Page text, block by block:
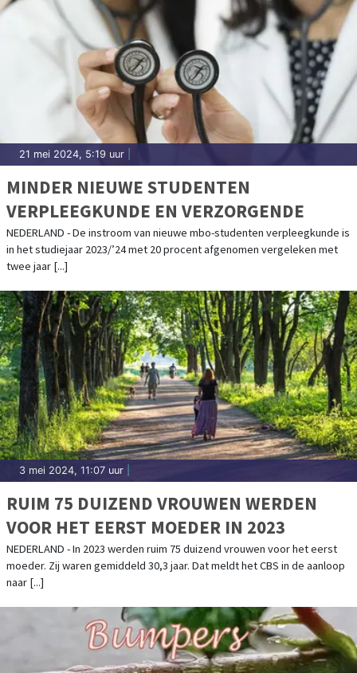
21 mei 2024, 5:19 uur
MINDER NIEUWE STUDENTEN
VERPLEEGKUNDE EN VERZORGENDE
NEDERLAND - De instroom van nieuwe mbo-studenten verpleegkunde is
in het studiejaar 2023/’24 met 20 procent afgenomen vergeleken met
twee jaar [...]
3 mei 2024, 11:07 uur
RUIM 75 DUIZEND VROUWEN WERDEN
VOOR HET EERST MOEDER IN 2023
NEDERLAND - In 2023 werden ruim 75 duizend vrouwen voor het eerst
moeder. Zij waren gemiddeld 30,3 jaar. Dat meldt het CBS in de aanloop
naar [...]